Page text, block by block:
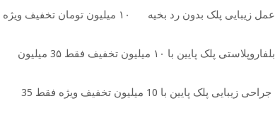
عمل زیبایی پلک بدون رد بخیه
بلفاروپلاستی پلک پایین با ۱۰ میلیون تخفیف فقط 3۵ میلیون
جراحی زیبایی پلک پایین با 10 میلیون تخفیف ویژه فقط 35